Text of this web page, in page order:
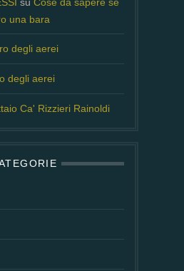
una bara
degli aerei
degli aerei
Ca' Rizzieri Rainoldi